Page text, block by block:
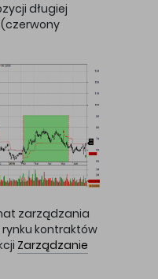
długiej
zarządzania
kontraktów
Zarządzanie